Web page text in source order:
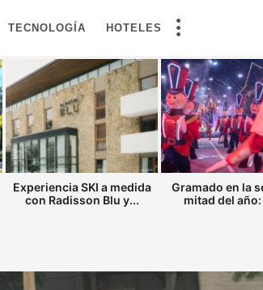
TECNOLOGÍA HOTELES
Experiencia SKI a medida
con Radisson Blu y...
Gramado en la
mitad del